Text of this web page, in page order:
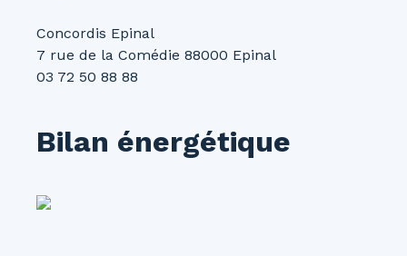
Concordis Epinal
7 rue de la Comédie 88000 Epinal
03 72 50 88 88
Bilan énergétique